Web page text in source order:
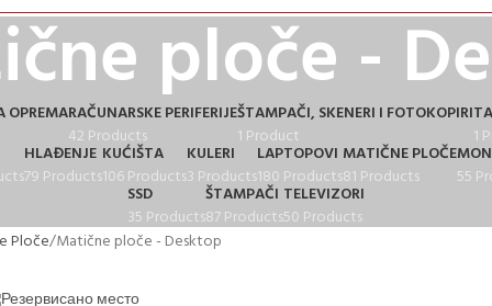
ploče -
OPREMARAČUNARSKE PERIFERIJE
42 Products
ŠTAMPAČI, SKENERI I FOTOKOPIRI
1 Product
1
HLAĐENJE
79 Products
KUĆIŠTA
106 Products
KULERI
3 Products
LAPTOPOVI
180 Products
MATIČNE PLOČE
81 Products
55
SSD
35 Products
ŠTAMPAČI
87 Products
TELEVIZORI
50 Products
Ploče Matične ploče - Desktop